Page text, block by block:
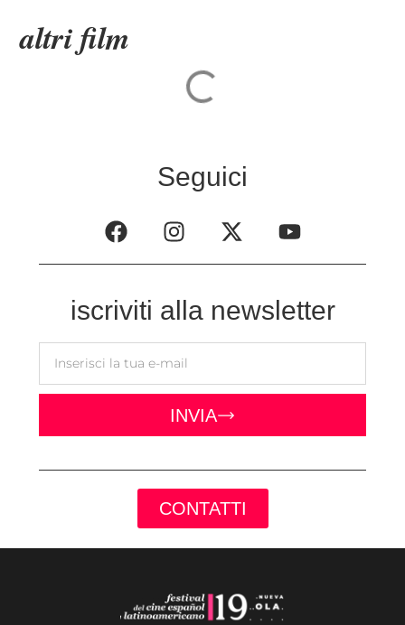
altri film
Seguici
iscriviti alla newsletter
INVIA
CONTATTI